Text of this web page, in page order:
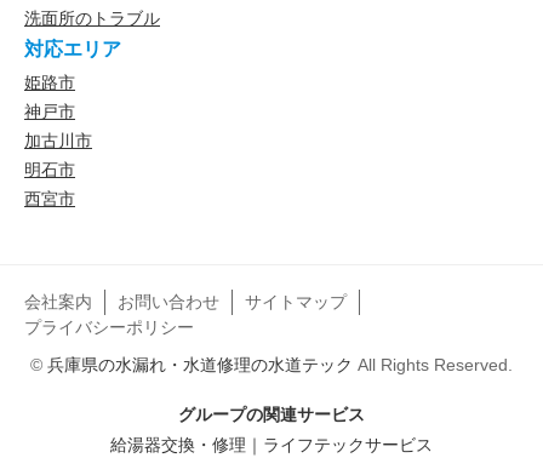
洗面所のトラブル
対応エリア
姫路市
神戸市
加古川市
明石市
西宮市
会社案内 お問い合わせ
サイトマップ
プライバシーポリシー
© 兵庫県の水漏れ・水道修理の水道テック All Rights Reserved.
グループの関連サービス
給湯器交換・修理｜ライフテックサービス